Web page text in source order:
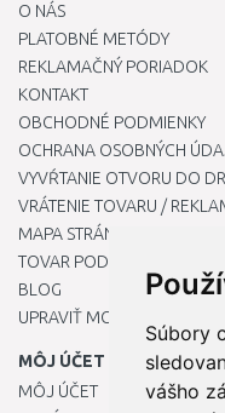
Súbory
vášho
O NÁS
PLATOBNÉ METÓDY
REKLAMAČNÝ PORIADOK
KONTAKT
OBCHODNÉ PODMIENKY
OCHRANA OSOBNÝCH
VYVŔTANIE OTVORU DO
VRÁTENIE TOVARU /
MAPA STRÁNOK
TOVAR PODĽA ZNAČIEK
BLOG
UPRAVIŤ MOJE
MÔJ ÚČET
MÔJ ÚČET